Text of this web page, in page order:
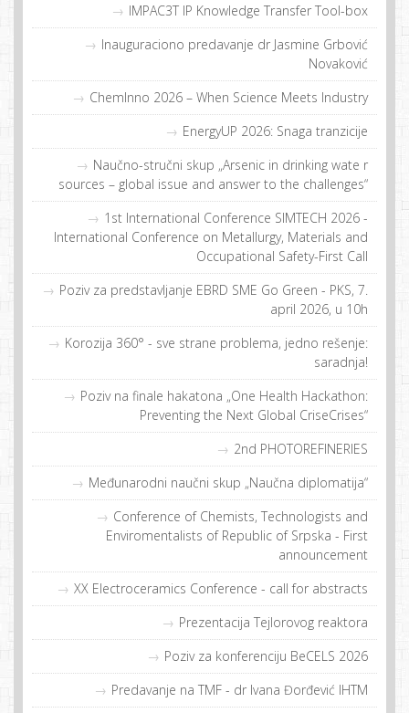
IMPAC3T IP Knowledge Transfer Tool-box
Inauguraciono predavanje dr Jasmine Grbović
Novaković
ChemInno 2026 – When Science Meets Industry
EnergyUP 2026: Snaga tranzicije
Naučno-stručni skup „Arsenic in drinking wate r
sources – global issue and answer to the challenges“
1st International Conference SIMTECH 2026 -
International Conference on Metallurgy, Materials and
Occupational Safety-First Call
Poziv za predstavljanje EBRD SME Go Green - PKS, 7.
april 2026, u 10h
Korozija 360° - sve strane problema, jedno rešenje:
saradnja!
Poziv na finale hakatona „One Health Hackathon:
Preventing the Next Global CriseCrises“
2nd PHOTOREFINERIES
Međunarodni naučni skup „Naučna diplomatija“
Conference of Chemists, Technologists and
Enviromentalists of Republic of Srpska - First
announcement
XX Electroceramics Conference - call for abstracts
Prezentacija Tejlorovog reaktora
Poziv za konferenciju BeCELS 2026
Predavanje na TMF - dr Ivana Đorđević IHTM